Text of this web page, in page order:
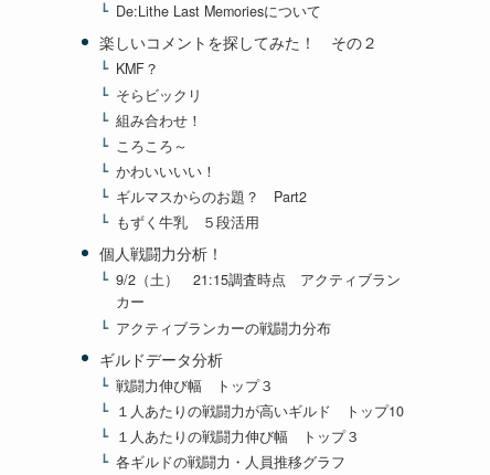
De:Lithe Last Memoriesについて
楽しいコメントを探してみた！ その２
KMF？
そらビックリ
組み合わせ！
ころころ～
かわいいいい！
ギルマスからのお題？ Part2
もずく牛乳 ５段活用
個人戦闘力分析！
9/2（土） 21:15調査時点 アクティブラン
カー
アクティブランカーの戦闘力分布
ギルドデータ分析
戦闘力伸び幅 トップ３
１人あたりの戦闘力が高いギルド トップ10
１人あたりの戦闘力伸び幅 トップ３
各ギルドの戦闘力・人員推移グラフ